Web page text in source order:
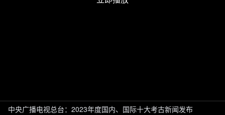
中央广播电视总台：2023年度国内、国际十大考古新闻发布